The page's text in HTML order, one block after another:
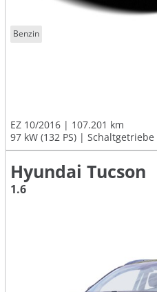
Benzin
EZ 10/2016
107.201 km
97 kW (132 PS)
Schaltgetriebe
Hyundai Tucson
1.6